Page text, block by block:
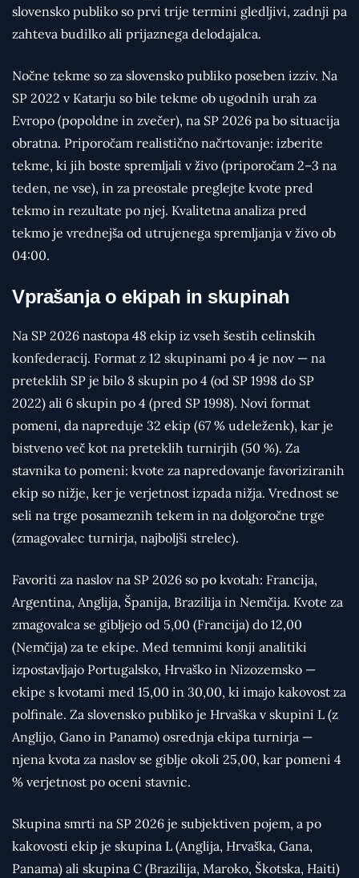
slovensko publiko so prvi trije termini gledljivi, zadnji pa
zahteva budilko ali prijaznega delodajalca.
Nočne tekme so za slovensko publiko poseben izziv. Na
SP 2022 v Katarju so bile tekme ob ugodnih urah za
Evropo (popoldne in zvečer), na SP 2026 pa bo situacija
obratna. Priporočam realistično načrtovanje: izberite
tekme, ki jih boste spremljali v živo (priporočam 2–3 na
teden, ne vse), in za preostale preglejte kvote pred
tekmo in rezultate po njej. Kvalitetna analiza pred
tekmo je vrednejša od utrujenega spremljanja v živo ob
04:00.
Vprašanja o ekipah in skupinah
Na SP 2026 nastopa 48 ekip iz vseh šestih celinskih
konfederacij. Format z 12 skupinami po 4 je nov — na
preteklih SP je bilo 8 skupin po 4 (od SP 1998 do SP
2022) ali 6 skupin po 4 (pred SP 1998). Novi format
pomeni, da napreduje 32 ekip (67 % udeleženk), kar je
bistveno več kot na preteklih turnirjih (50 %). Za
stavnika to pomeni: kvote za napredovanje favoriziranih
ekip so nižje, ker je verjetnost izpada nižja. Vrednost se
seli na trge posameznih tekem in na dolgoročne trge
(zmagovalec turnirja, najboljši strelec).
Favoriti za naslov na SP 2026 so po kvotah: Francija,
Argentina, Anglija, Španija, Brazilija in Nemčija. Kvote za
zmagovalca se gibljejo od 5,00 (Francija) do 12,00
(Nemčija) za te ekipe. Med temnimi konji analitiki
izpostavljajo Portugalsko, Hrvaško in Nizozemsko —
ekipe s kvotami med 15,00 in 30,00, ki imajo kakovost za
polfinale. Za slovensko publiko je Hrvaška v skupini L (z
Anglijo, Gano in Panamo) osrednja ekipa turnirja —
njena kvota za naslov se giblje okoli 25,00, kar pomeni 4
% verjetnost po oceni stavnic.
Skupina smrti na SP 2026 je subjektiven pojem, a po
kakovosti ekip je skupina L (Anglija, Hrvaška, Gana,
Panama) ali skupina C (Brazilija, Maroko, Škotska, Haiti)